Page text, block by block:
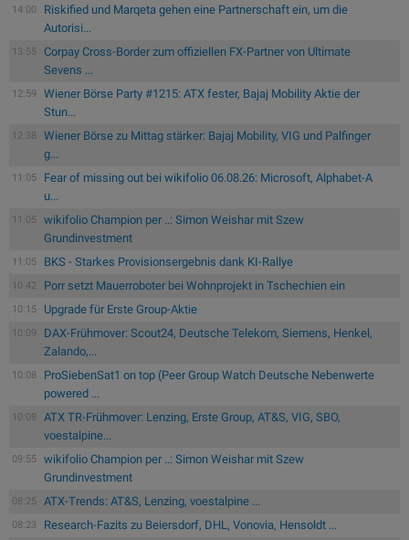
14:00
Riskified und Marqeta gehen eine Partnerschaft ein, um die
Autorisi...
13:55
Corpay Cross-Border zum offiziellen FX-Partner von Ultimate
Sevens ...
12:59
Wiener Börse Party #1215: ATX fester, Bajaj Mobility Aktie der
Stun...
12:38
Wiener Börse zu Mittag stärker: Bajaj Mobility, VIG und Palfinger
g...
11:05
Fear of missing out bei wikifolio 06.08.26: Microsoft, Alphabet-A
u...
11:05
wikifolio Champion per ..: Simon Weishar mit Szew
Grundinvestment
11:05 BKS - Starkes Provisionsergebnis dank KI-Rallye
10:42 Porr setzt Mauerroboter bei Wohnprojekt in Tschechien ein
10:15 Upgrade für Erste Group-Aktie
10:09
DAX-Frühmover: Scout24, Deutsche Telekom, Siemens, Henkel,
Zalando,...
10:08
ProSiebenSat1 on top (Peer Group Watch Deutsche Nebenwerte
powered ...
10:08
ATX TR-Frühmover: Lenzing, Erste Group, AT&S, VIG, SBO,
voestalpine...
09:55
wikifolio Champion per ..: Simon Weishar mit Szew
Grundinvestment
08:25 ATX-Trends: AT&S, Lenzing, voestalpine ...
08:23 Research-Fazits zu Beiersdorf, DHL, Vonovia, Hensoldt ...